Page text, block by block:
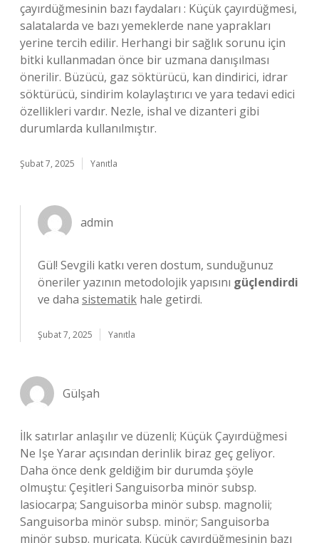
çayırdüğmesinin bazı faydaları : Küçük çayırdüğmesi,
salatalarda ve bazı yemeklerde nane yaprakları
yerine tercih edilir. Herhangi bir sağlık sorunu için
bitki kullanmadan önce bir uzmana danışılması
önerilir. Büzücü, gaz söktürücü, kan dindirici, idrar
söktürücü, sindirim kolaylaştırıcı ve yara tedavi edici
özellikleri vardır. Nezle, ishal ve dizanteri gibi
durumlarda kullanılmıştır.
Şubat 7, 2025 Yanıtla
admin
Gül! Sevgili katkı veren dostum, sunduğunuz
öneriler yazının metodolojik yapısını güçlendirdi
ve daha sistematik hale getirdi.
Şubat 7, 2025 Yanıtla
Gülşah
İlk satırlar anlaşılır ve düzenli; Küçük Çayırdüğmesi
Ne Işe Yarar açısından derinlik biraz geç geliyor.
Daha önce denk geldiğim bir durumda şöyle
olmuştu: Çeşitleri Sanguisorba minör subsp.
lasiocarpa; Sanguisorba minör subsp. magnolii;
Sanguisorba minör subsp. minör; Sanguisorba
minör subsp. muricata. Küçük çayırdüğmesinin bazı